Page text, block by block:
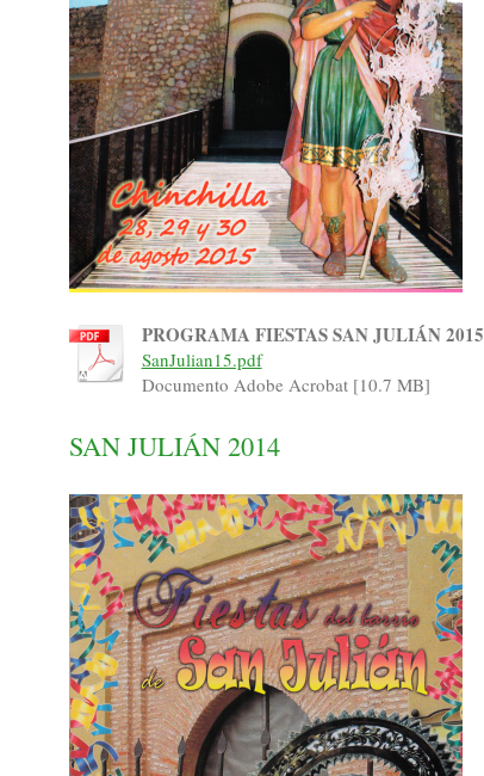
PROGRAMA FIESTAS SAN JULIÁN 2015
SanJulian15.pdf
Documento Adobe Acrobat [10.7 MB]
SAN JULIÁN 2014